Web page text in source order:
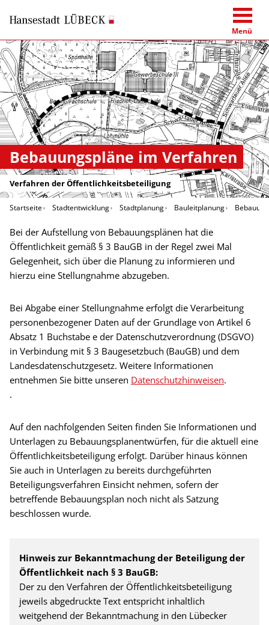
Menü
Bebauungspläne im Verfahren
Verfahren der Öffentlichkeitsbeteiligung
Startseite Stadtentwicklung Stadtplanung Bauleitplanung
Bei der Aufstellung von Bebauungsplänen hat die
Öffentlichkeit gemäß § 3 BauGB in der Regel zwei Mal
Gelegenheit, sich über die Planung zu informieren und
hierzu eine Stellungnahme abzugeben.
Bei Abgabe einer Stellungnahme erfolgt die Verarbeitung
personenbezogener Daten auf der Grundlage von Artikel 6
Absatz 1 Buchstabe e der Datenschutzverordnung (DSGVO)
in Verbindung mit § 3 Baugesetzbuch (BauGB) und dem
Landesdatenschutzgesetz. Weitere Informationen
entnehmen Sie bitte unseren Datenschutzhinweisen.
.
Auf den nachfolgenden Seiten finden Sie Informationen und
Unterlagen zu Bebauungsplanentwürfen, für die aktuell eine
Öffentlichkeitsbeteiligung erfolgt. Darüber hinaus können
Sie auch in Unterlagen zu bereits durchgeführten
Beteiligungsverfahren Einsicht nehmen, sofern der
betreffende Bebauungsplan noch nicht als Satzung
beschlossen wurde.
Hinweis zur Bekanntmachung der Beteiligung der
Öffentlichkeit nach § 3 BauGB:
Der zu den Verfahren der Öffentlichkeitsbeteiligung
jeweils abgedruckte Text entspricht inhaltlich
weitgehend der Bekanntmachung in den Lübecker